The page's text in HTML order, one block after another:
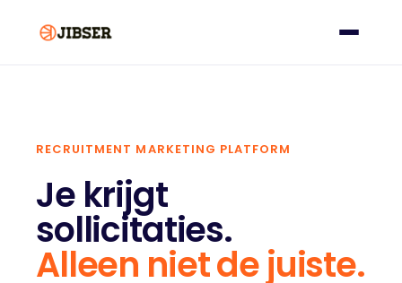
RECRUITMENT MARKETING PLATFORM
Je krijgt
sollicitaties.
Alleen niet de juiste.